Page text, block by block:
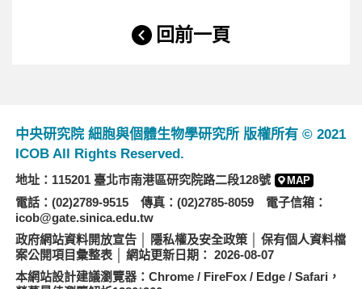
回前一頁
中央研究院 細胞與個體生物學研究所 版權所有 © 2021
ICOB All Rights Reserved.
地址：115201 臺北市南港區研究院路二段128號 MAP
電話：(02)2789-9515 傳真：(02)2785-8059 電子信箱：
icob@gate.sinica.edu.tw
政府網站資料開放宣告
隱私權及安全政策 │保有個人資料檔
案公開項目彙整表 │ 網站更新日期： 2026-08-07
本網站設計建議瀏覽器：Chrome / FireFox / Edge / Safari，